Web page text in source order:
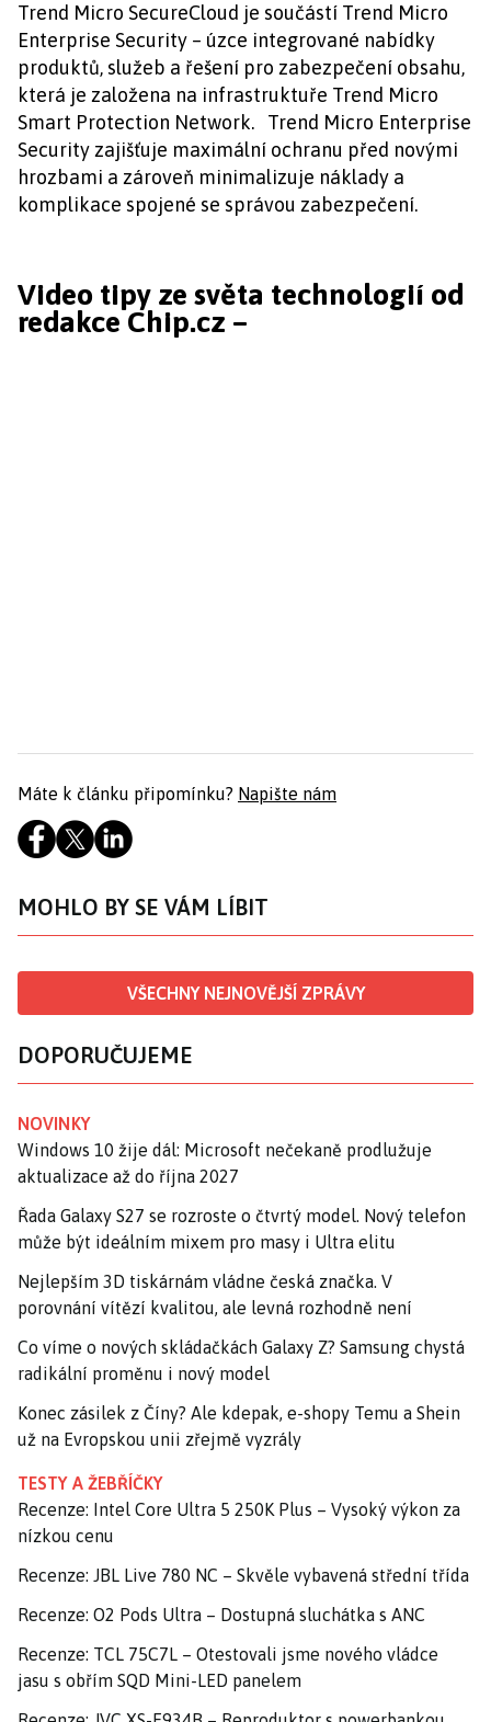
Trend Micro SecureCloud je součástí Trend Micro
Enterprise Security – úzce integrované nabídky
produktů, služeb a řešení pro zabezpečení obsahu,
která je založena na infrastruktuře Trend Micro
Smart Protection Network. Trend Micro Enterprise
Security zajišťuje maximální ochranu před novými
hrozbami a zároveň minimalizuje náklady a
komplikace spojené se správou zabezpečení.
Video tipy ze světa technologií od
redakce Chip.cz –
Máte k článku připomínku? Napište nám
MOHLO BY SE VÁM LÍBIT
VŠECHNY NEJNOVĚJŠÍ ZPRÁVY
DOPORUČUJEME
NOVINKY
Windows 10 žije dál: Microsoft nečekaně prodlužuje
aktualizace až do října 2027
Řada Galaxy S27 se rozroste o čtvrtý model. Nový telefon
může být ideálním mixem pro masy i Ultra elitu
Nejlepším 3D tiskárnám vládne česká značka. V
porovnání vítězí kvalitou, ale levná rozhodně není
Co víme o nových skládačkách Galaxy Z? Samsung chystá
radikální proměnu i nový model
Konec zásilek z Číny? Ale kdepak, e-shopy Temu a Shein
už na Evropskou unii zřejmě vyzrály
TESTY A ŽEBŘÍČKY
Recenze: Intel Core Ultra 5 250K Plus – Vysoký výkon za
nízkou cenu
Recenze: JBL Live 780 NC – Skvěle vybavená střední třída
Recenze: O2 Pods Ultra – Dostupná sluchátka s ANC
Recenze: TCL 75C7L – Otestovali jsme nového vládce
jasu s obřím SQD Mini-LED panelem